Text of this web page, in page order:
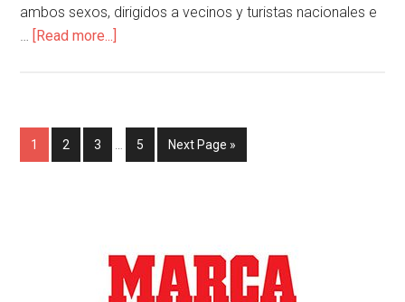
ambos sexos, dirigidos a vecinos y turistas nacionales e
… [Read more...]
1 2 3 5 Next Page »